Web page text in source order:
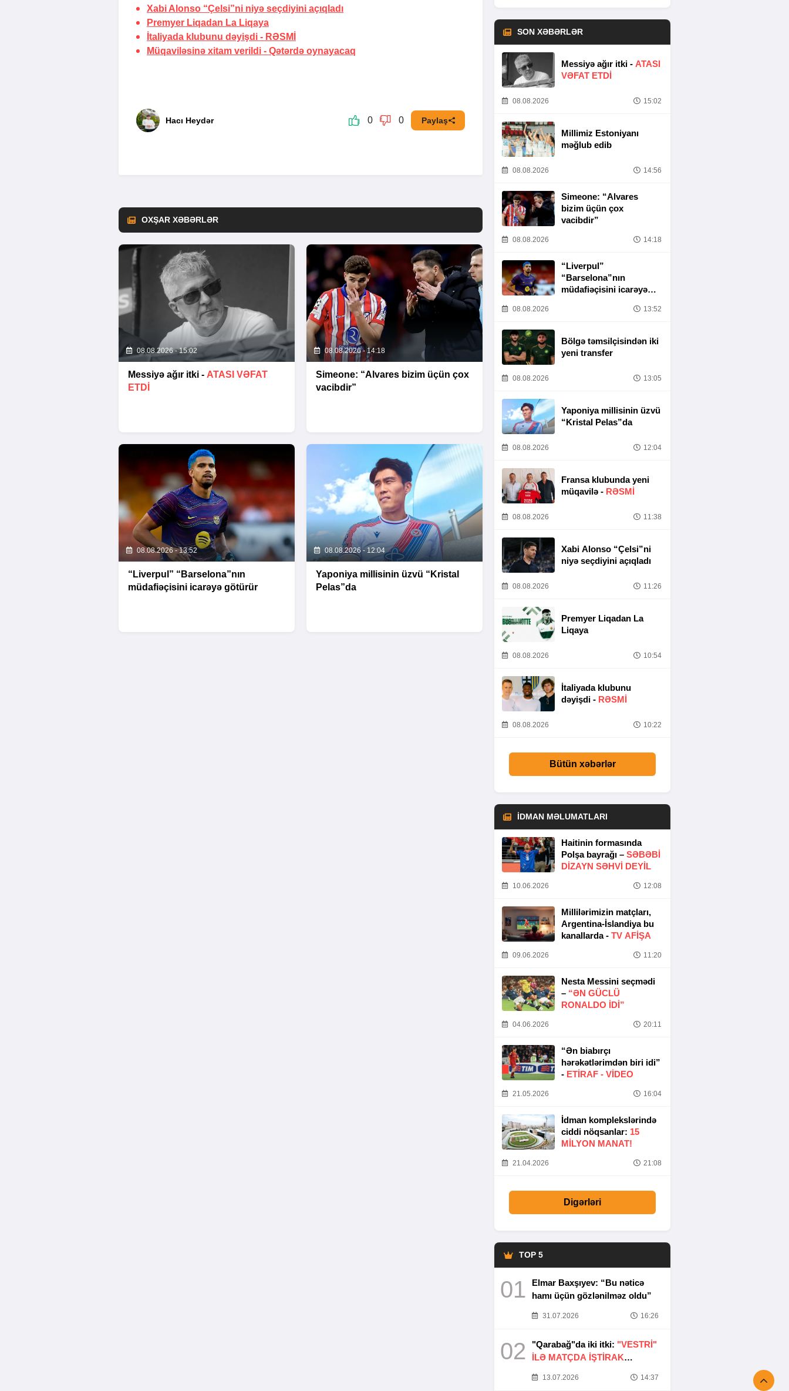
Xabi Alonso “Çelsi”ni niyə seçdiyini açıqladı
Premyer Liqadan La Liqaya
İtaliyada klubunu dəyişdi - RƏSMİ
Müqaviləsinə xitam verildi - Qətərdə oynayacaq
Hacı Heydər 0 0 Paylaş
OXŞAR XƏBƏRLƏR
08.08.2026 - 15:02
Messiyə ağır itki - ATASI VƏFAT
ETDI
08.08.2026 - 14:18
Simeone: “Alvares bizim üçün çox
vacibdir”
08.08.2026 - 13:52
“Liverpul” “Barselona”nın
müdafiəçisini icarəyə götürür
08.08.2026 - 12:04
Yaponiya millisinin üzvü “Kristal
Pelas”da
SON XƏBƏRLƏR
Messiyə ağır itki - ATASI
VƏFAT ETDI
08.08.2026 15:02
Millimiz Estoniyanı
məğlub edib
08.08.2026 14:56
Simeone: “Alvares
bizim üçün çox
vacibdir”
08.08.2026 14:18
“Liverpul”
“Barselona”nın
müdafiəçisini icarəyə
08.08.2026 13:52
Bölgə təmsilçisindən iki
yeni transfer
08.08.2026 13:05
Yaponiya millisinin üzvü
“Kristal Pelas”da
08.08.2026 12:04
Fransa klubunda yeni
müqavilə - RƏSMİ
08.08.2026 11:38
Xabi Alonso “Çelsi”ni
niyə seçdiyini açıqladı
08.08.2026 11:26
Premyer Liqadan La
Liqaya
08.08.2026 10:54
İtaliyada klubunu
dəyişdi - RƏSMİ
08.08.2026 10:22
Bütün xəbərlər
İDMAN MƏLUMATLARI
Haitinin formasında
Polşa bayrağı – SƏBƏBI
DIZAYN SƏHVI DEYIL
10.06.2026 12:08
Millilərimizin matçları,
Argentina-İslandiya bu
kanallarda - TV AFİŞA
09.06.2026 11:20
Nesta Messini seçmədi
– “ƏN GÜCLÜ
RONALDO IDI”
04.06.2026 20:11
“Ən biabırçı
hərəkətlərimdən biri idi”
- ETIRAF - VİDEO
21.05.2026 16:04
İdman komplekslərində
ciddi nöqsanlar: 15
MILYON MANAT!
21.04.2026 21:08
Digərləri
TOP 5
01
Elmar Baxşıyev: “Bu nəticə
hamı üçün gözlənilməz oldu”
31.07.2026 16:26
02 "Qarabağ"da iki itki: "VESTRİ"
İLƏ MATÇDA İŞTİRAK
13.07.2026 14:37